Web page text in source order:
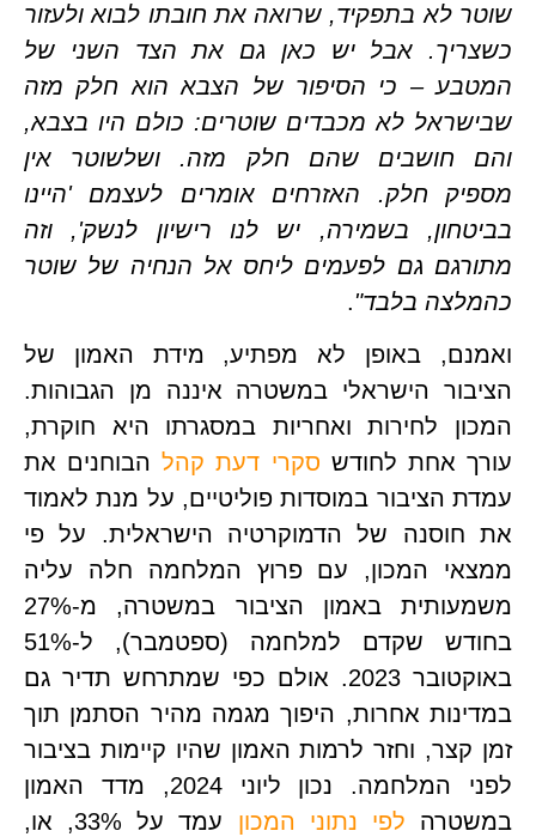
שוטר לא בתפקיד, שרואה את חובתו לבוא ולעזור
כשצריך. אבל יש כאן גם את הצד השני של
המטבע – כי הסיפור של הצבא הוא חלק מזה
שבישראל לא מכבדים שוטרים: כולם היו בצבא,
והם חושבים שהם חלק מזה. ושלשוטר אין
בביטחון, בשמירה, יש לנו רישיון לנשק', וזה
בלבד" .
ואמנם, באופן לא מפתיע, מידת האמון של
הציבור הישראלי במשטרה איננה מן הגבוהות.
המכון לחירות ואחריות במסגרתו היא חוקרת,
אחת לחודש סקרי דעת קהל
הבוחנים את
עמדת הציבור במוסדות פוליטיים, על מנת לאמוד
את חוסנה של הדמוקרטיה הישראלית. על פי
משמעותית באמון הציבור במשטרה, מ-27%
בחודש שקדם למלחמה (ספטמבר), ל-51%
באוקטובר 2023. אולם כפי שמתרחש תדיר גם
במדינות אחרות, היפוך מגמה מהיר הסתמן תוך
זמן קצר, וחזר לרמות האמון שהיו קיימות בציבור
לפני המלחמה. נכון ליוני 2024, מדד האמון
לפי נתוני המכון
עמד על 33%, או,